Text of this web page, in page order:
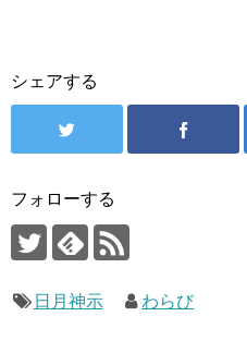
シェアする
フォローする
日月神示 わらび